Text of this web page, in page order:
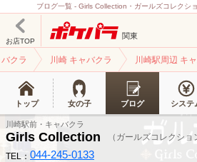
ブログ一覧 - Girls Collection・ガールズコレクシ
お店TOP
関東
クラ 川崎 キャバクラ 川崎駅周辺 キ
トップ 女の子 ブログ システ
川崎駅前・キャバクラ
Girls Collection
（ガールズコレクショ
TEL： 044-245-0133